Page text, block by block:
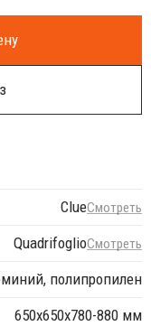
ClueСмотреть
QuadrifoglioСмотреть
полипропилен
650х650х780-880 мм